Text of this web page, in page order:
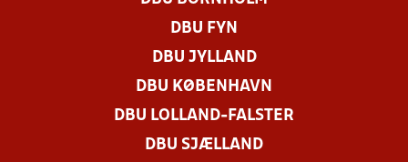
DBU FYN
DBU JYLLAND
DBU KØBENHAVN
DBU LOLLAND-FALSTER
DBU SJÆLLAND